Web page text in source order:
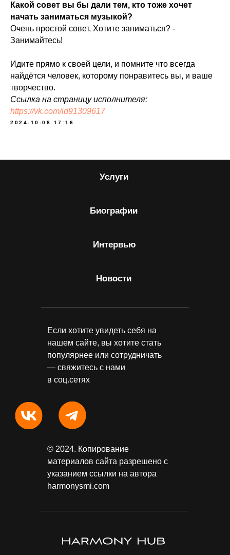
Какой совет вы бы дали тем, кто тоже хочет
начать заниматься музыкой?
Очень простой совет, Хотите заниматься? -
Занимайтесь!
Идите прямо к своей цели, и помните что всегда
найдётся человек, которому понравитесь вы, и ваше
творчество.
Ссылка на страницу исполнителя:
https://vk.com/id91309617
2024-10-08 17:16
Услуги
Биографии
Интервью
Новости
Если хотите увидеть себя на
нашем сайте, вы хотите стать
популярнее или сотрудничать
— свяжитесь с нами
в соц.сетях
© 2024. Копирование
материалов сайта разрешено с
указанием ссылки на автора
harmonysmi.com